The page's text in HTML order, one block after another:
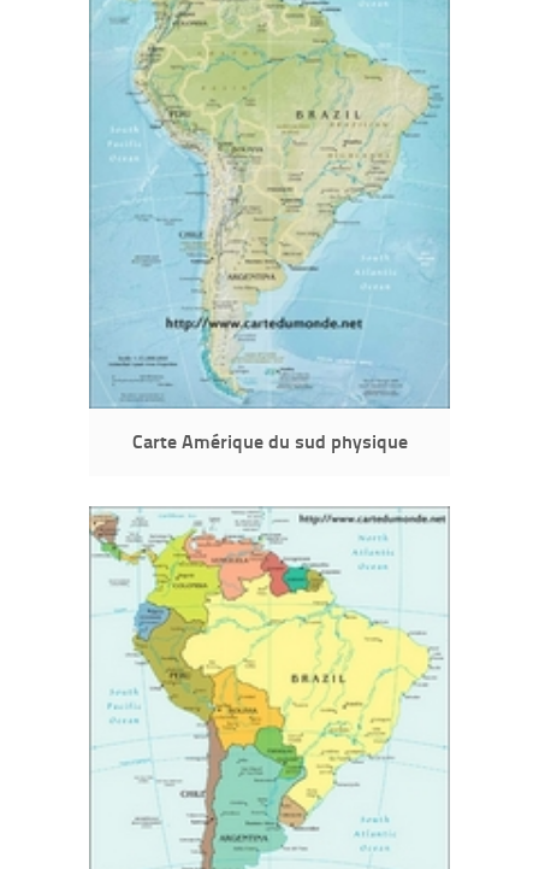
Carte Amérique du sud physique